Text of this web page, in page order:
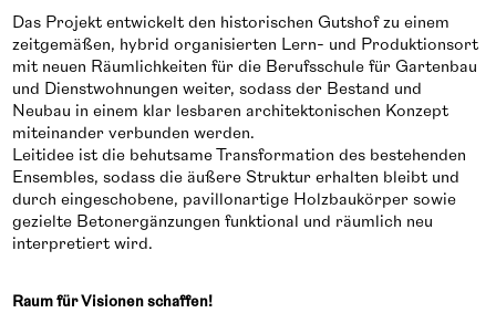
Das Projekt entwickelt den historischen Gutshof zu einem
zeitgemäßen, hybrid organisierten Lern- und Produktionsort
mit neuen Räumlichkeiten für die Berufsschule für Gartenbau
und Dienstwohnungen weiter, sodass der Bestand und
Neubau in einem klar lesbaren architektonischen Konzept
miteinander verbunden werden.
Leitidee ist die behutsame Transformation des bestehenden
Ensembles, sodass die äußere Struktur erhalten bleibt und
durch eingeschobene, pavillonartige Holzbaukörper sowie
gezielte Betonergänzungen funktional und räumlich neu
interpretiert wird.
Raum für Visionen schaffen!